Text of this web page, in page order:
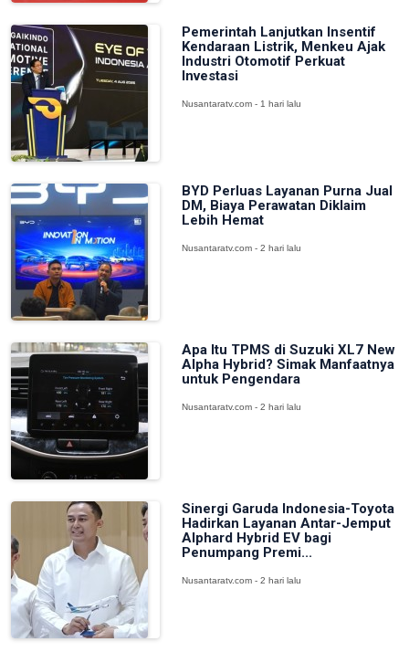
Pemerintah Lanjutkan Insentif
Kendaraan Listrik, Menkeu Ajak
Industri Otomotif Perkuat
Investasi
Nusantaratv.com - 1 hari lalu
BYD Perluas Layanan Purna Jual
DM, Biaya Perawatan Diklaim
Lebih Hemat
Nusantaratv.com - 2 hari lalu
Apa Itu TPMS di Suzuki XL7 New
Alpha Hybrid? Simak Manfaatnya
untuk Pengendara
Nusantaratv.com - 2 hari lalu
Sinergi Garuda Indonesia-Toyota
Hadirkan Layanan Antar-Jemput
Alphard Hybrid EV bagi
Penumpang Premi...
Nusantaratv.com - 2 hari lalu